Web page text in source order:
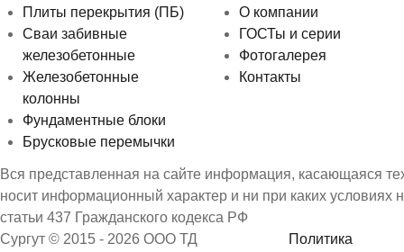
Плиты перекрытия (ПБ)
Сваи забивные
железобетонные
Железобетонные
колонны
Фундаментные блоки
Брусковые перемычки
О компании
ГОСТы и серии
Фотогалерея
Контакты
Вся представленная на сайте информация, касающаяся
носит информационный характер и ни при каких
статьи 437 Гражданского кодекса РФ
Сургут © 2015 - 2026 ООО ТД
Политика